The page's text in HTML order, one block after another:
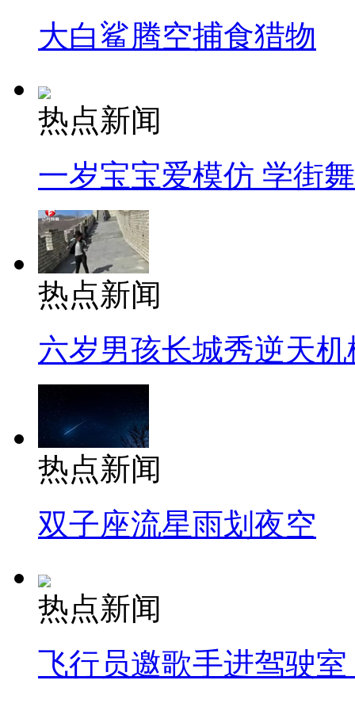
大白鲨腾空捕食猎物
热点新闻
一岁宝宝爱模仿 学街
热点新闻
六岁男孩长城秀逆天机
热点新闻
双子座流星雨划夜空
热点新闻
飞行员邀歌手进驾驶